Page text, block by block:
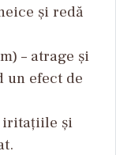
și redă
– atrage și
un efect de
iritațiile și